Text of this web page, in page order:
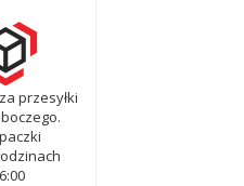
przesyłki